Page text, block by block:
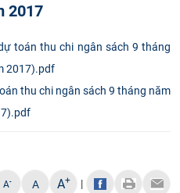
2017
thu chi ngân sách 9 tháng năm
A- A A+ |